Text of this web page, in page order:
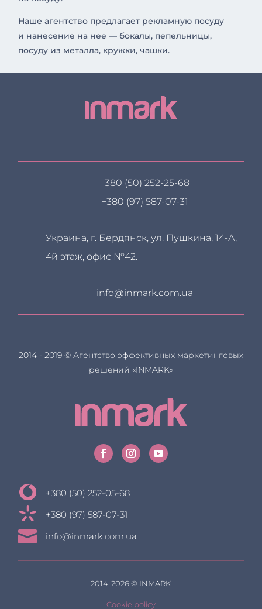
Наше агентство предлагает рекламную посуду
и нанесение на нее — бокалы, пепельницы,
посуду из металла, кружки, чашки.
+380 (50) 252-25-68
+380 (97) 587-07-31
Украина, г. Бердянск, ул. Пушкина, 14-А,
4й этаж, офис №42.
info@inmark.com.ua
2014 - 2019 © Агентство эффективных маркетинговых
решений «INMARK»
+380 (50) 252-05-68
+380 (97) 587-07-31
 info@inmark.com.ua
2014-2026 © INMARK
Cookie policy